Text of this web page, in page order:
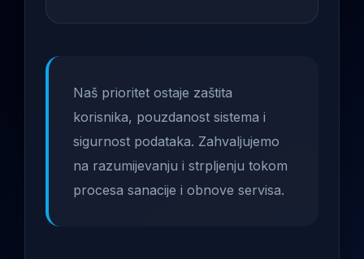
Naš prioritet ostaje zaštita
korisnika, pouzdanost sistema i
sigurnost podataka. Zahvaljujemo
na razumijevanju i strpljenju tokom
procesa sanacije i obnove servisa.